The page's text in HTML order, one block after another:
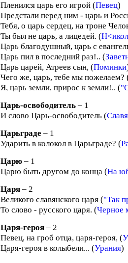
Пленился царь его игрой (Певец)
Предстали перед ним - царь и
Тебя, о царь сердец, на троне
Ты был не царь, а лицедей. (
Царь благодушный, царь с
Царь пил в последний раз!.. (
Царь царей, Атреев сын, (Поминки
Чего же, царь, тебе мы пожелаем?
Я, царь земли, прирос к земли!.. (
Царь-освободитель – 1
И слово Царь-освободитель (
Царьграде – 1
Ударить в колокол в Царьграде? (
Царю – 1
Царю быть другом до конца (На
Царя – 2
Великого славянского царя ("Так
То слово - русского царя. (Черное
Царя-героя – 2
Певец, на гроб отца, царя-героя, (
Царя-героя в колыбели... (Урания)